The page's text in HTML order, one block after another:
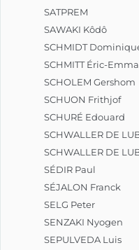
SATPREM
SAWAKI Kôdô
SCHMIDT
SCHMITT Éric-
SCHOLEM Gershom
SCHUON Frithjof
SCHURÉ Edouard
SCHWALLER DE
SCHWALLER DE
SÉDIR Paul
SÉJALON Franck
SELG Peter
SENZAKI Nyogen
SEPULVEDA Luis